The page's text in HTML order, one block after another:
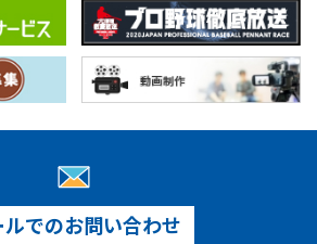
ルでのお問い合わせ